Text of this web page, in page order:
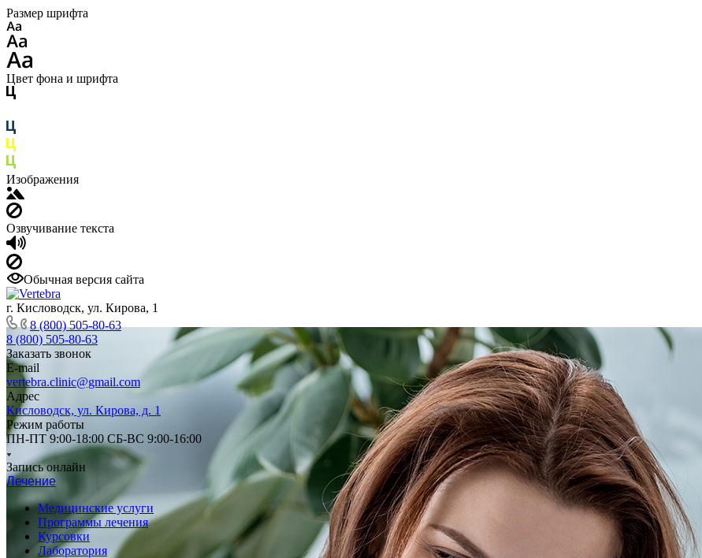
Размер шрифта
Цвет фона и шрифта
Изображения
Озвучивание текста
Обычная версия сайта
г. Кисловодск, ул. Кирова, 1
8 (800) 505-80-63
8 (800) 505-80-63
Заказать звонок
E-mail
vertebra.clinic@gmail.com
Адрес
Кисловодск, ул. Кирова, д. 1
Режим работы
ПН-ПТ 9:00-18:00 СБ-ВС 9:00-16:00
Запись онлайн
Лечение
Медицинские услуги
Программы лечения
Курсовки
Лаборатория